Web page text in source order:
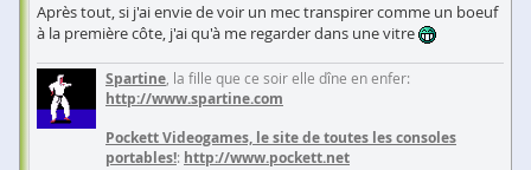
Après tout, si j'ai envie de voir un mec transpirer comme un boeuf
à la première côte, j'ai qu'à me regarder dans une vitre
Spartine , la fille que ce soir elle dîne en enfer:
http://www.spartine.com
Pockett Videogames, le site de toutes les consoles
portables!: http://www.pockett.net